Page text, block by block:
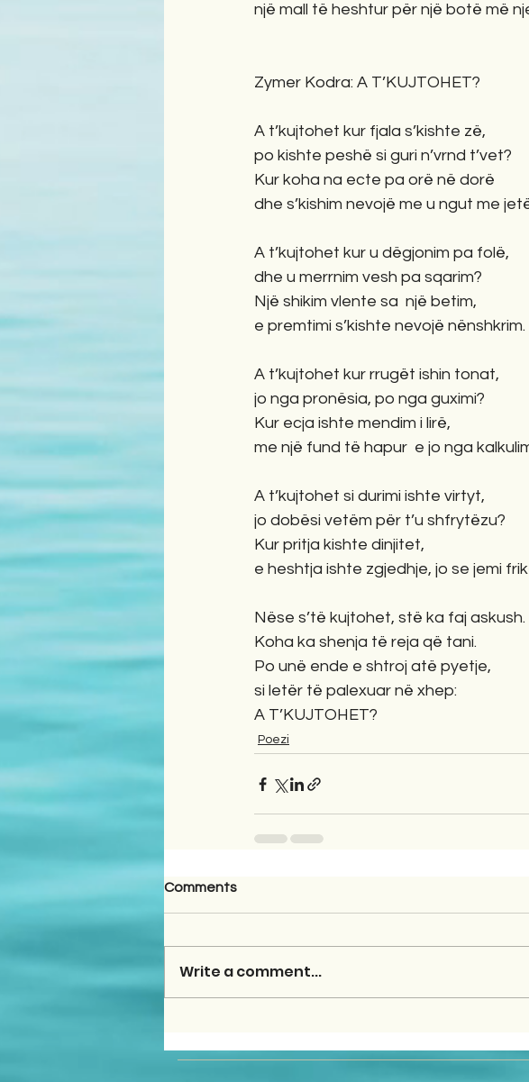
një mall të heshtur për një botë më
Zymer Kodra: A T’KUJTOHET?
A t’kujtohet kur fjala s’kishte zë,
po kishte peshë si guri n’vrnd t’vet?
Kur koha na ecte pa orë në dorë
dhe s’kishim nevojë me u ngut me
A t’kujtohet kur u dëgjonim pa folë,
dhe u merrnim vesh pa sqarim?
Një shikim vlente sa  një betim,
e premtimi s’kishte nevojë nënshkrim.
A t’kujtohet kur rrugët ishin tonat,
jo nga pronësia, po nga guximi?
Kur ecja ishte mendim i lirë,
me një fund të hapur  e jo nga
A t’kujtohet si durimi ishte virtyt,
jo dobësi vetëm për t’u shfrytëzu?
Kur pritja kishte dinjitet,
e heshtja ishte zgjedhje, jo se jemi
Nëse s’të kujtohet, stë ka faj askush.
Koha ka shenja të reja që tani.
Po unë ende e shtroj atë pyetje,
si letër të palexuar në xhep:
A T’KUJTOHET?
Poezi
Comments
Write a comment...